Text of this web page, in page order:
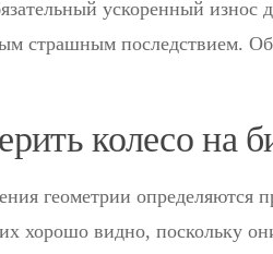
ускоренный износ
страшным последствием.
колесо на
геометрии определяются
хорошо видно, поскольку